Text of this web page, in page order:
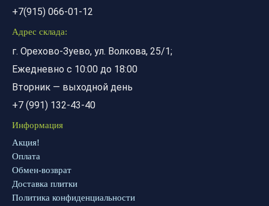
+7(915) 066-01-12
Адрес склада:
г. Орехово-Зуево, ул. Волкова, 25/1;
Ежедневно с 10:00 до 18:00
Вторник — выходной день
+7 (991) 132-43-40
Информация
Акция!
Оплата
Обмен-возврат
Доставка плитки
Политика конфиденциальности